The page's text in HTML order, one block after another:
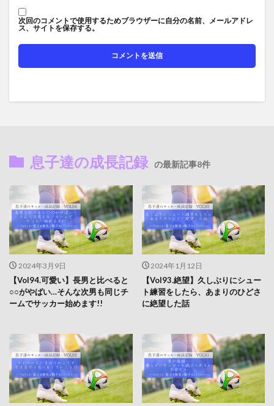
次回のコメントで使用するためブラウザーに自分の名前、メールアドレ
ス、サイトを保存する。
息子達の成長記録 の最新記事8件
2024年3月9日
【Vol94.可愛い】長男と比べると
○○がやばい…そんな次男も同じチ
ームでサッカー始めます!!
2024年1月12日
【Vol93.絶望】久しぶりにシュー
ト練習をしたら、あまりのひどさ
に絶望した話